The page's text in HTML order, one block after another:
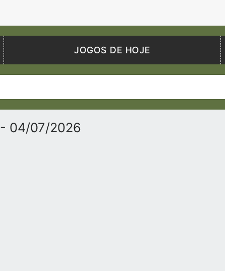
JOGOS DE HOJE
- 04/07/2026